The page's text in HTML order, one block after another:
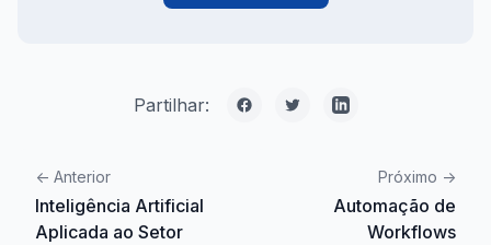
Partilhar:
<- Anterior
Inteligência Artificial
Aplicada ao Setor
Próximo ->
Automação de
Workflows